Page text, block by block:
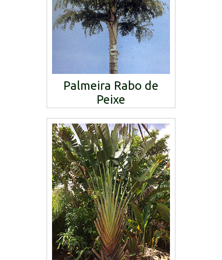
Palmeira Rabo de
Peixe